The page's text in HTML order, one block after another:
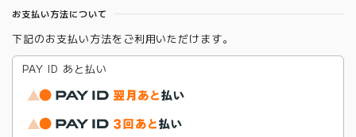
お支払い方法について
下記のお支払い方法をご利用いただけます。
PAY ID あと払い